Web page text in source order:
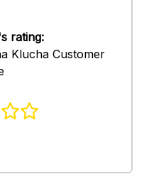
rating:
Klucha Customer